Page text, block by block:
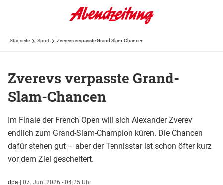
Startseite Sport Zverevs verpasste Grand-Slam-Chancen
Zverevs verpasste Grand-
Slam-Chancen
Im Finale der French Open will sich Alexander Zverev
endlich zum Grand-Slam-Champion küren. Die Chancen
dafür stehen gut – aber der Tennisstar ist schon öfter kurz
vor dem Ziel gescheitert.
dpa | 07. Juni 2026 - 04:25 Uhr